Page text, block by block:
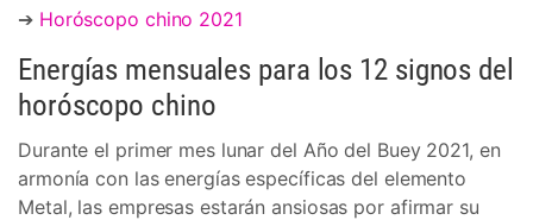
➔ Horóscopo chino 2021
Energías mensuales para los 12 signos del
horóscopo chino
Durante el primer mes lunar del Año del Buey 2021, en
armonía con las energías específicas del elemento
Metal, las empresas estarán ansiosas por afirmar su